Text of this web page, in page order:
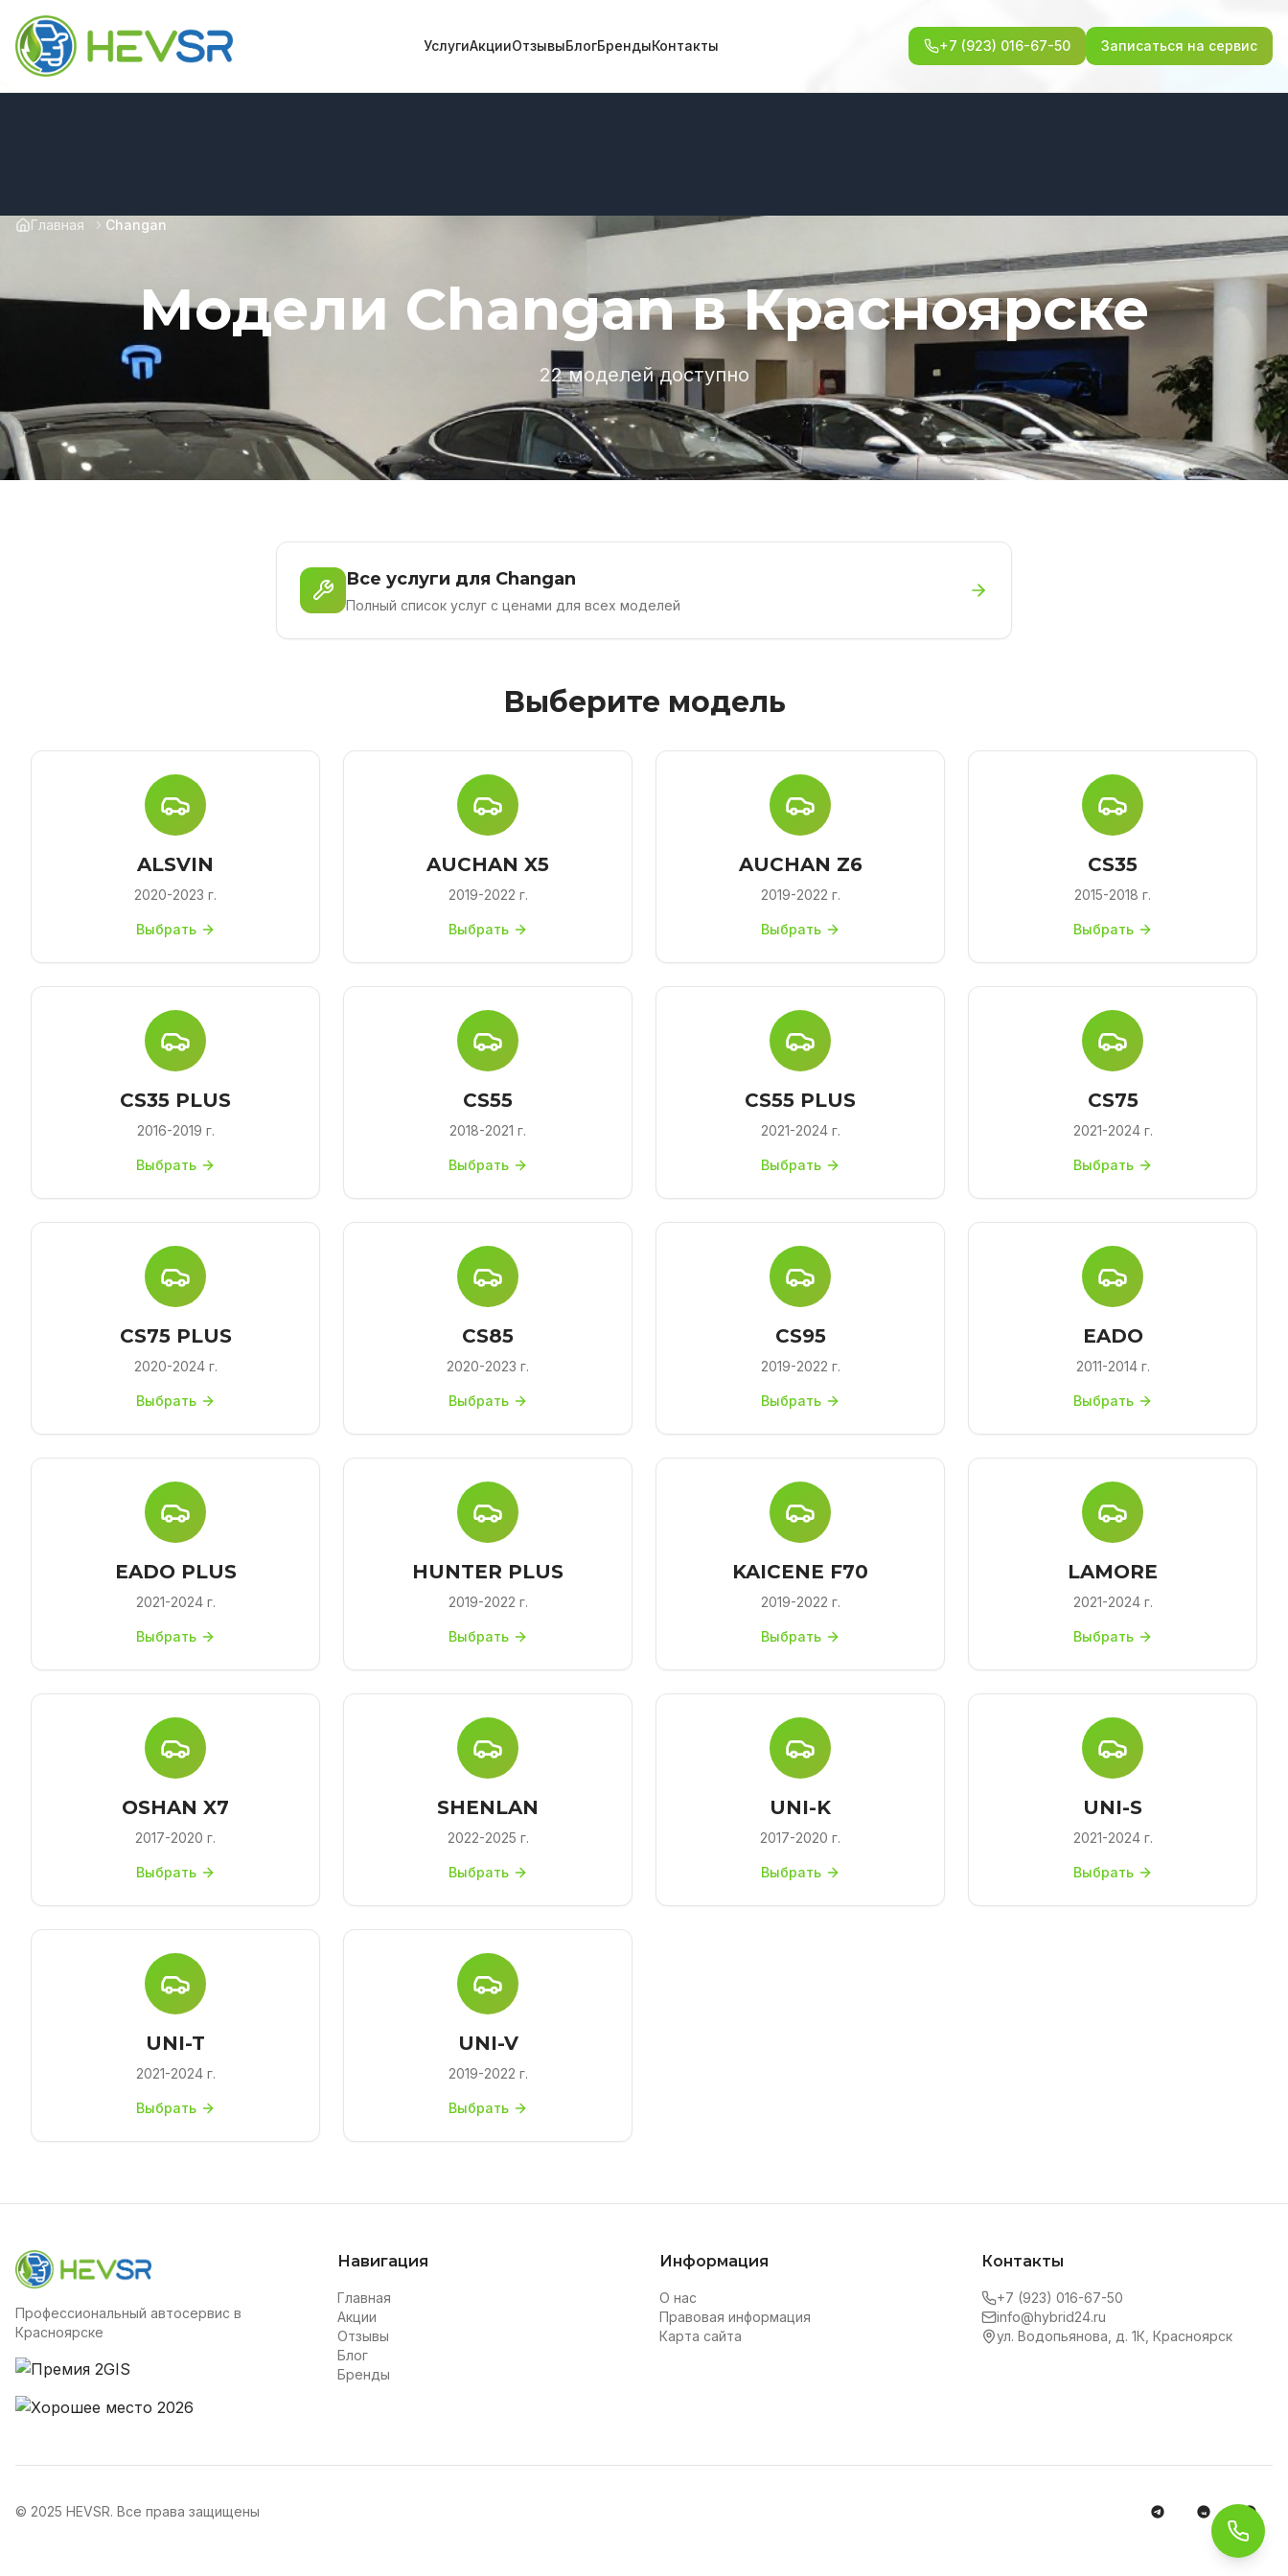
УслугиАкцииОтзывыБлогБрендыКонтакты +7 (923) 016-67-50 Записаться на сервис
Главная Changan
Модели Changan в Красноярске
22 моделей доступно
Все услуги для Changan
Полный список услуг с ценами для всех моделей
Выберите модель
ALSVIN
2020-2023 г.
Выбрать
AUCHAN X5
2019-2022 г.
Выбрать
AUCHAN Z6
2019-2022 г.
Выбрать
CS35
2015-2018 г.
Выбрать
CS35 PLUS
2016-2019 г.
Выбрать
CS55
2018-2021 г.
Выбрать
CS55 PLUS
2021-2024 г.
Выбрать
CS75
2021-2024 г.
Выбрать
CS75 PLUS
2020-2024 г.
Выбрать
CS85
2020-2023 г.
Выбрать
CS95
2019-2022 г.
Выбрать
EADO
2011-2014 г.
Выбрать
EADO PLUS
2021-2024 г.
Выбрать
HUNTER PLUS
2019-2022 г.
Выбрать
KAICENE F70
2019-2022 г.
Выбрать
LAMORE
2021-2024 г.
Выбрать
OSHAN X7
2017-2020 г.
Выбрать
SHENLAN
2022-2025 г.
Выбрать
UNI-K
2017-2020 г.
Выбрать
UNI-S
2021-2024 г.
Выбрать
UNI-T
2021-2024 г.
Выбрать
UNI-V
2019-2022 г.
Выбрать
Профессиональный автосервис в
Красноярске
Навигация
Главная
Акции
Отзывы
Блог
Бренды
Информация
О нас
Правовая информация
Карта сайта
Контакты
+7 (923) 016-67-50
info@hybrid24.ru
ул. Водопьянова, д. 1К, Красноярск
© 2025 HEVSR. Все права защищены